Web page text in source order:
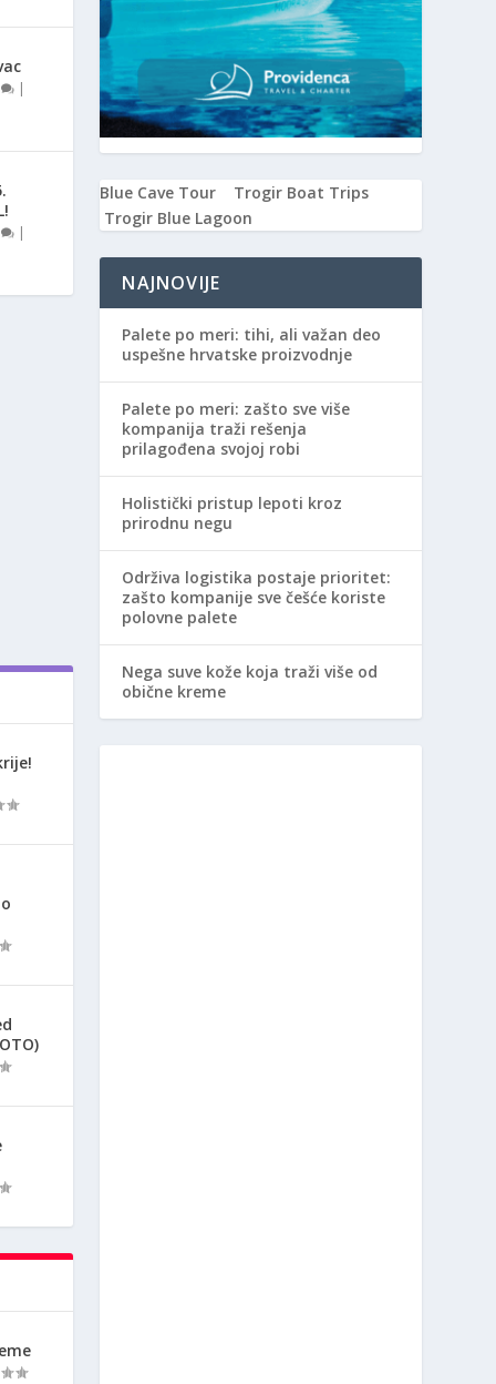
|
|
Blue Cave Tour
Trogir Boat Trips
Trogir Blue Lagoon
NAJNOVIJE
Palete po meri: tihi, ali važan deo
uspešne hrvatske proizvodnje
Palete po meri: zašto sve više
kompanija traži rešenja
prilagođena svojoj robi
Holistički pristup lepoti kroz
prirodnu negu
Održiva logistika postaje prioritet:
zašto kompanije sve češće koriste
polovne palete
Nega suve kože koja traži više od
obične kreme